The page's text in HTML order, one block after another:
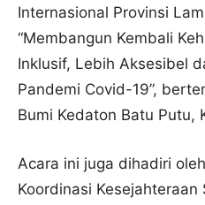
Internasional Provinsi
“Membangun Kembali
Inklusif, Lebih Aksesibel
Pandemi Covid-19”,
Bumi Kedaton Batu Putu,
Acara ini juga dihadiri
Koordinasi Kesejahteraan